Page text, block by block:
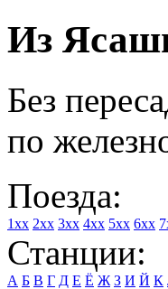
Из
Без
по
Поезда:
1xx 2xx 3xx 4xx 5xx 6xx
Станции:
А Б В Г Д Е Ё Ж З И Й К